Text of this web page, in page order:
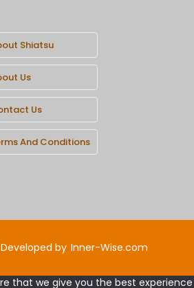
Shiatsu
Us
Us
And Conditions
by Inner-Wise.com
that we give you the best experience